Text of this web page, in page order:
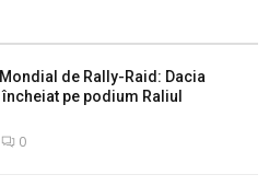
de Rally-Raid: Dacia
pe podium Raliul
0